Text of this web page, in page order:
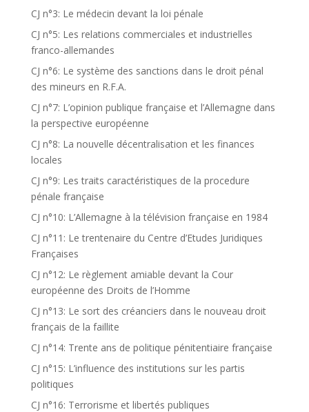
CJ n°3: Le médecin devant la loi pénale
CJ n°5: Les relations commerciales et industrielles
franco-allemandes
CJ n°6: Le système des sanctions dans le droit pénal
des mineurs en R.F.A.
CJ n°7: L’opinion publique française et l’Allemagne dans
la perspective européenne
CJ n°8: La nouvelle décentralisation et les finances
locales
CJ n°9: Les traits caractéristiques de la procedure
pénale française
CJ n°10: L’Allemagne à la télévision française en 1984
CJ n°11: Le trentenaire du Centre d’Etudes Juridiques
Françaises
CJ n°12: Le règlement amiable devant la Cour
européenne des Droits de l’Homme
CJ n°13: Le sort des créanciers dans le nouveau droit
français de la faillite
CJ n°14: Trente ans de politique pénitentiaire française
CJ n°15: L’influence des institutions sur les partis
politiques
CJ n°16: Terrorisme et libertés publiques